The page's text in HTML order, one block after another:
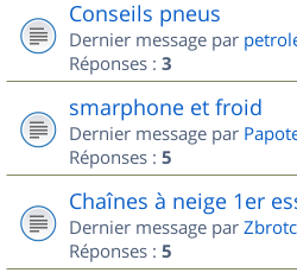
Conseils pneus
Dernier message par
Réponses : 3
smarphone et froid
Dernier message par
Réponses : 5
Chaînes à neige 1er
Dernier message par
Réponses : 5